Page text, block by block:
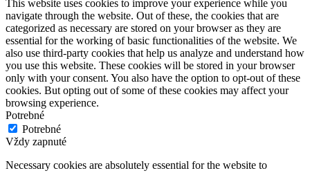
This website uses cookies to improve your experience while you
navigate through the website. Out of these, the cookies that are
categorized as necessary are stored on your browser as they are
essential for the working of basic functionalities of the website. We
also use third-party cookies that help us analyze and understand how
you use this website. These cookies will be stored in your browser
only with your consent. You also have the option to opt-out of these
cookies. But opting out of some of these cookies may affect your
browsing experience.
Potrebné
Potrebné
Vždy zapnuté
Necessary cookies are absolutely essential for the website to